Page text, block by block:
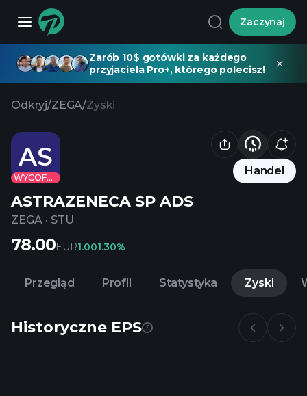
Zaczynaj
Zarób 10$ gotówki za każdego
przyjaciela Pro+, którego polecisz!
Odkryj/ZEGA/Zyski
AS
WYCOFANE
Handel
ASTRAZENECA SP ADS
ZEGA · STU
78.00EUR1.001.30%
Przegląd Profil Statystyka Zyski
Historyczne EPS